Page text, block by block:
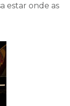
estar onde as